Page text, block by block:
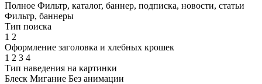
Полное Фильтр, каталог, баннер, подписка, новости, статьи
Фильтр, баннеры
Тип поиска
1 2
Оформление заголовка и хлебных крошек
1 2 3 4
Тип наведения на картинки
Блеск Мигание Без анимации